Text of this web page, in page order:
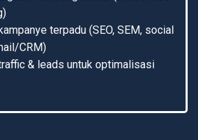
terpadu (SEO, SEM, social
CRM)
& leads untuk optimalisasi